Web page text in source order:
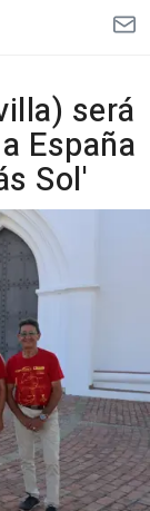
será
España
Sol'